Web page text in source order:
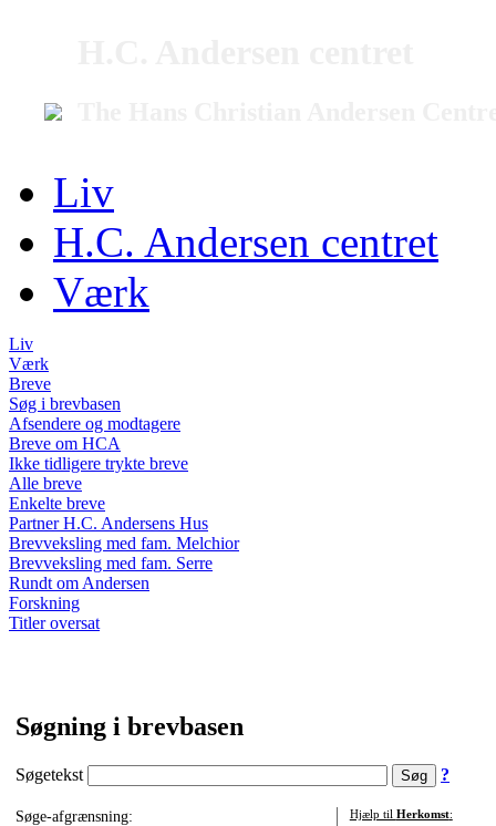
Liv
H.C. Andersen centret
Værk
Liv
Værk
Breve
Søg i brevbasen
Afsendere og modtagere
Breve om HCA
Ikke tidligere trykte breve
Alle breve
Enkelte breve
Partner H.C. Andersens Hus
Brevveksling med fam. Melchior
Brevveksling med fam. Serre
Rundt om Andersen
Forskning
Titler oversat
Søgning i brevbasen
Søgetekst ?
Søge-afgrænsning:
Hjælp til Herkomst: